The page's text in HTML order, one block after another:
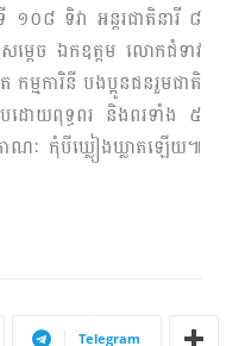
០៨ ទិវា អន្តរជាតិនារី ៨
តេច ឯកឧត្តម លោកជំទាវ
មការិនី បងប្អូនជនរួមជាតិ
ដោយពុទ្ធពរ និងពរទាំង ៥
ណៈ កុំបីឃ្លៀងឃ្លាតឡើយ៕
Telegram